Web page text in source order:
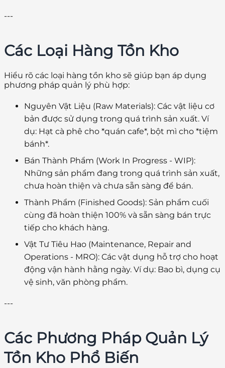
---
Các Loại Hàng Tồn Kho
Hiểu rõ các loại hàng tồn kho sẽ giúp bạn áp dụng
phương pháp quản lý phù hợp:
Nguyên Vật Liệu (Raw Materials): Các vật liệu cơ
bản được sử dụng trong quá trình sản xuất. Ví
dụ: Hạt cà phê cho *quán cafe*, bột mì cho *tiệm
bánh*.
Bán Thành Phẩm (Work In Progress - WIP):
Những sản phẩm đang trong quá trình sản xuất,
chưa hoàn thiện và chưa sẵn sàng để bán.
Thành Phẩm (Finished Goods): Sản phẩm cuối
cùng đã hoàn thiện 100% và sẵn sàng bán trực
tiếp cho khách hàng.
Vật Tư Tiêu Hao (Maintenance, Repair and
Operations - MRO): Các vật dụng hỗ trợ cho hoạt
động vận hành hằng ngày. Ví dụ: Bao bì, dụng cụ
vệ sinh, văn phòng phẩm.
---
Các Phương Pháp Quản Lý
Tồn Kho Phổ Biến